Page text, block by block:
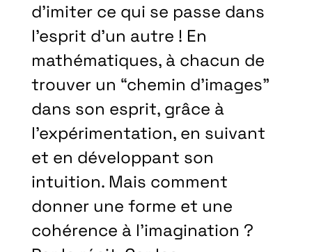
d’imiter ce qui se passe dans
l’esprit d’un autre ! En
mathématiques, à chacun de
trouver un “chemin d’images”
dans son esprit, grâce à
l’expérimentation, en suivant
et en développant son
intuition. Mais comment
donner une forme et une
cohérence à l’imagination ?